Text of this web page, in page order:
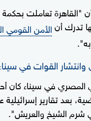
تعاملت بحكمة
تدرك أنالأمن القومي
القوات في
في سيناء كان
بعد تقارير
شرم الشيخ والعريش".